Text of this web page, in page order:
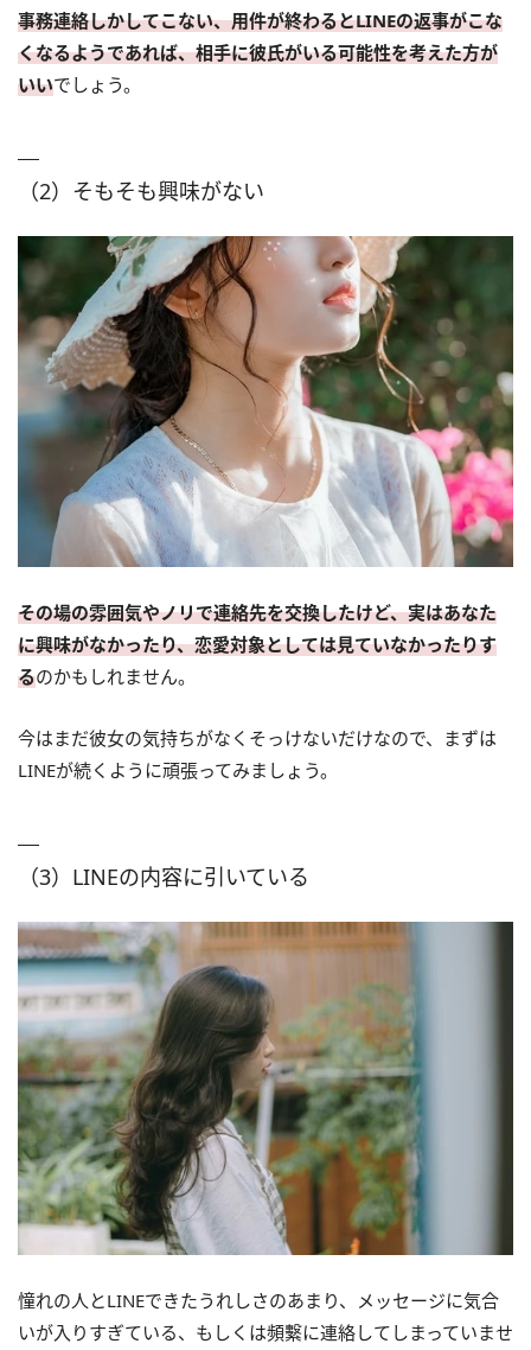
事務連絡しかしてこない、用件が終わるとLINEの返事がこな
くなるようであれば、相手に彼氏がいる可能性を考えた方が
いいでしょう。
（2）そもそも興味がない
その場の雰囲気やノリで連絡先を交換したけど、実はあなた
に興味がなかったり、恋愛対象としては見ていなかったりす
るのかもしれません。
今はまだ彼女の気持ちがなくそっけないだけなので、まずは
LINEが続くように頑張ってみましょう。
（3）LINEの内容に引いている
憧れの人とLINEできたうれしさのあまり、メッセージに気合
いが入りすぎている、もしくは頻繫に連絡してしまっていませ